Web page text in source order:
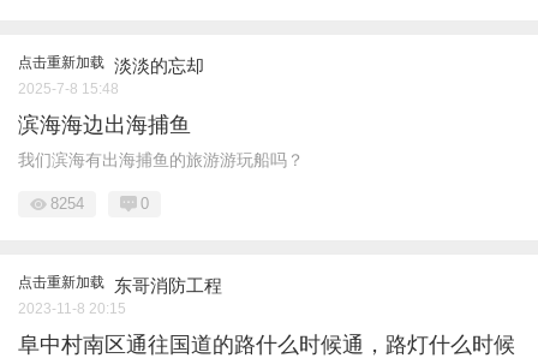
点击重新加载 淡淡的忘却
2025-7-8 15:48
滨海海边出海捕鱼
我们滨海有出海捕鱼的旅游游玩船吗？
8254 0
点击重新加载 东哥消防工程
2023-11-8 20:15
阜中村南区通往国道的路什么时候通，路灯什么时候